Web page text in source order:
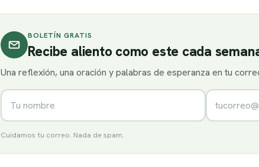
BOLETÍN GRATIS
Recibe aliento como este cada
Una reflexión, una oración y palabras de esperanza en tu
Nombre Correo
Cuidamos tu correo. Nada de spam.